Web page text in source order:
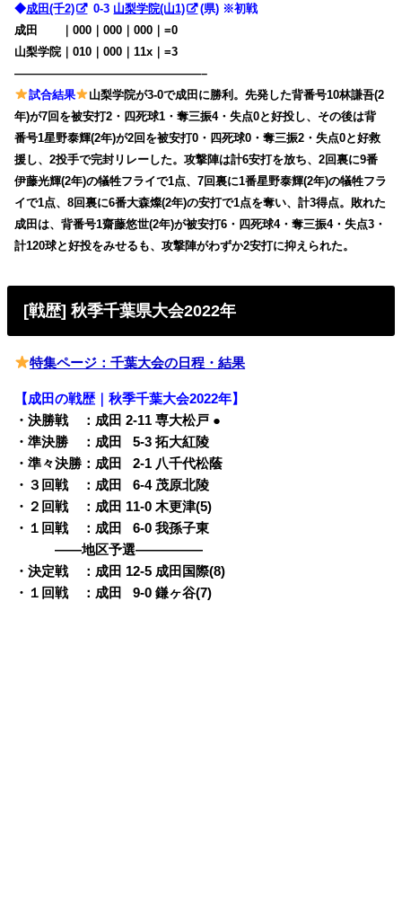
◆成田(千2) 0-3 山梨学院(山1)
(県) ※初戦
成田 ｜000｜000｜000｜=0
山梨学院｜010｜000｜11x｜=3
————————————————–
試合結果
山梨学院が3-0で成田に勝利。先発した背番号10林謙吾(2
年)が7回を被安打2・四死球1・奪三振4・失点0と好投し、その後は背
番号1星野泰輝(2年)が2回を被安打0・四死球0・奪三振2・失点0と好救
援し、2投手で完封リレーした。攻撃陣は計6安打を放ち、2回裏に9番
伊藤光輝(2年)の犠牲フライで1点、7回裏に1番星野泰輝(2年)の犠牲フラ
イで1点、8回裏に6番大森燦(2年)の安打で1点を奪い、計3得点。敗れた
成田は、背番号1齋藤悠世(2年)が被安打6・四死球4・奪三振4・失点3・
計120球と好投をみせるも、攻撃陣がわずか2安打に抑えられた。
[戦歴] 秋季千葉県大会2022年
特集ページ：千葉大会の日程・結果
【成田の戦歴｜秋季千葉大会2022年】
・決勝戦 ：成田 2-11 専大松戸 ●
・準決勝 ：成田
05-3 拓大紅陵
・準々決勝：成田
02-1 八千代松蔭
・３回戦 ：成田
06-4 茂原北陵
・２回戦 ：成田 11-0 木更津(5)
・１回戦 ：成田
06-0 我孫子東
——地区予選—————
・決定戦 ：成田 12-5 成田国際(8)
・１回戦 ：成田
09-0 鎌ヶ谷(7)